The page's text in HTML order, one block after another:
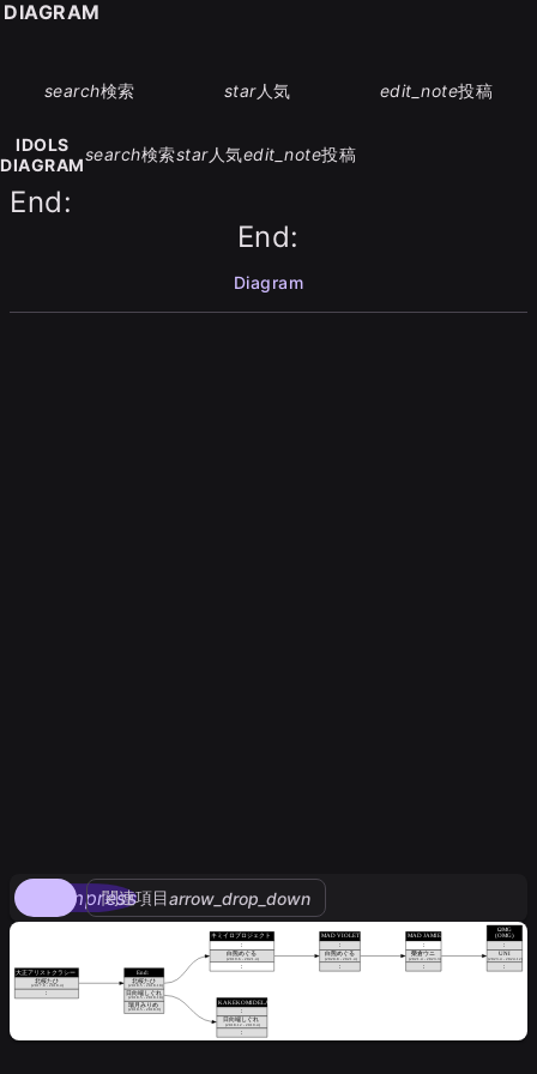
search検索 star人気 edit_note投稿
IDOLS
DIAGRAM
search検索star人気edit_note投稿
End:
End:
Diagram
compress
関連項目arrow_drop_down